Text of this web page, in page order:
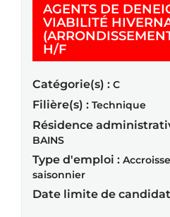
AGENTS DE
VIABILITÉ
H/F(Nouvelle
Catégorie(s) : C
Filière(s) : Technique
Résidence
BAINS
Type d'emploi :
saisonnier
Date limite de